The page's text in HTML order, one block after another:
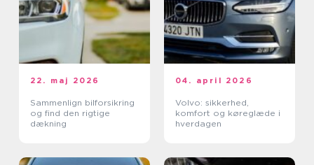
22. maj 2026
Sammenlign bilforsikring
og find den rigtige
dækning
04. april 2026
Volvo: sikkerhed,
komfort og køreglæde i
hverdagen